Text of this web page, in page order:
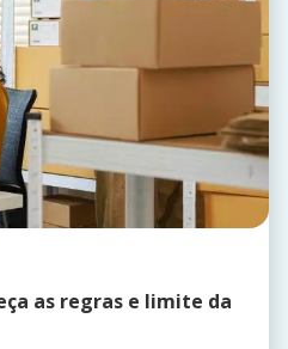
as regras e limite da